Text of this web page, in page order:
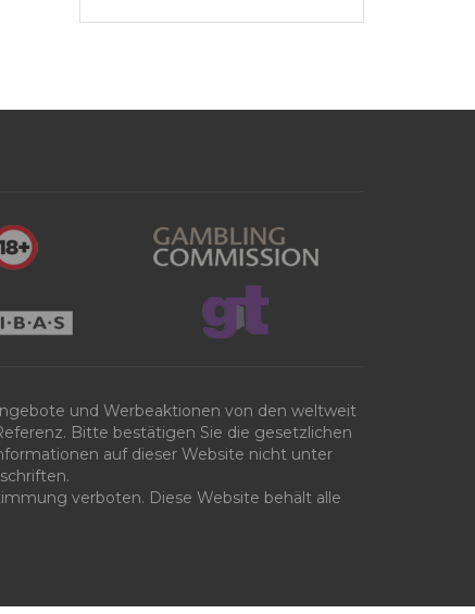
und Werbeaktionen von den weltweit
Bitte bestätigen Sie die gesetzlichen
auf dieser Website nicht unter
verboten. Diese Website behält alle